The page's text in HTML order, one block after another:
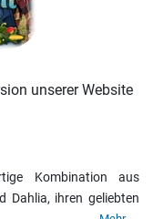
unserer Website
Kombination aus
Dahlia, ihren geliebten